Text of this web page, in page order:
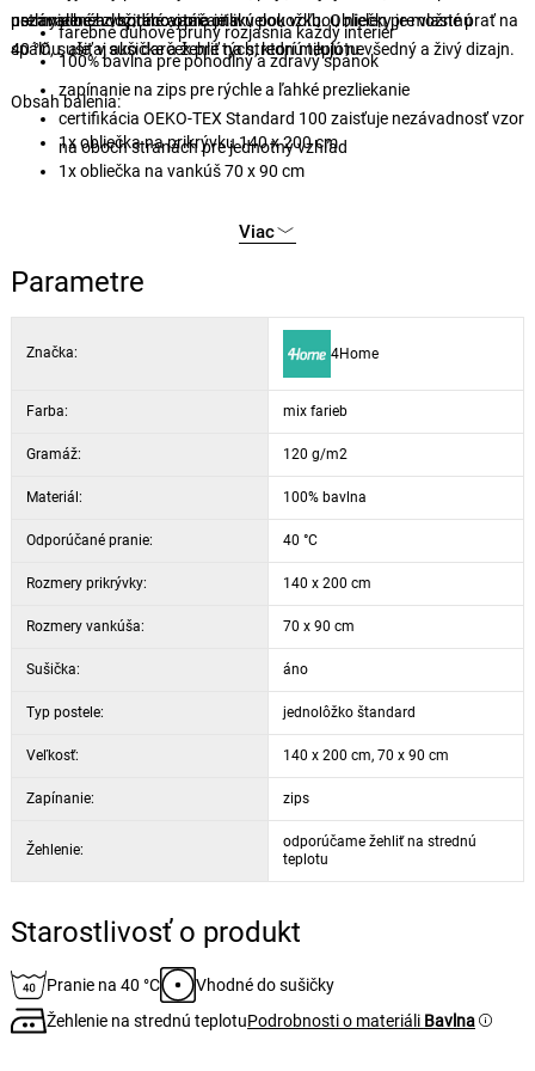
ustlanie bez zložitého otáčania.
nezávadné a vhodné aj pre citlivú pokožku. Obliečky je možné prať na
40 °C, sušiť v sušičke a žehliť na strednú teplotu.
premysleného spracovania je skvelou voľbou nielen pre vlastnú
spálňu, ale aj ako darček pre tých, ktorí milujú nevšedný a živý dizajn.
farebné dúhové pruhy rozjasnia každý interiér
100% bavlna pre pohodlný a zdravý spánok
zapínanie na zips pre rýchle a ľahké prezliekanie
certifikácia OEKO-TEX Standard 100 zaisťuje nezávadnosť vzor
na oboch stranách pre jednotný vzhľad
Obsah balenia:
1x obliečka na prikrývku 140 x 200 cm
1x obliečka na vankúš 70 x 90 cm
Viac
Parametre
Značka: 4Home
Farba: mix farieb
Gramáž: 120 g/m2
Materiál: 100% bavlna
Odporúčané pranie: 40 °C
Rozmery prikrývky: 140 x 200 cm
Rozmery vankúša: 70 x 90 cm
Sušička: áno
Typ postele: jednolôžko štandard
Veľkosť: 140 x 200 cm, 70 x 90 cm
Zapínanie: zips
Žehlenie:
odporúčame žehliť na strednú
teplotu
Starostlivosť o produkt
Pranie na 40 °C
Vhodné do sušičky
Žehlenie na strednú teplotuPodrobnosti o materiáli Bavlna